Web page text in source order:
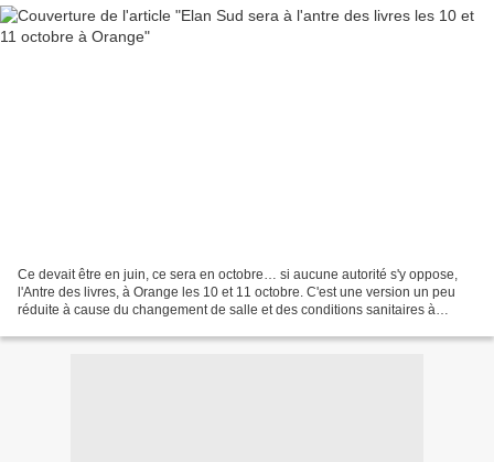
Ce devait être en juin, ce sera en octobre… si aucune autorité s'y oppose,
l'Antre des livres, à Orange les 10 et 11 octobre. C'est une version un peu
réduite à cause du changement de salle et des conditions sanitaires à